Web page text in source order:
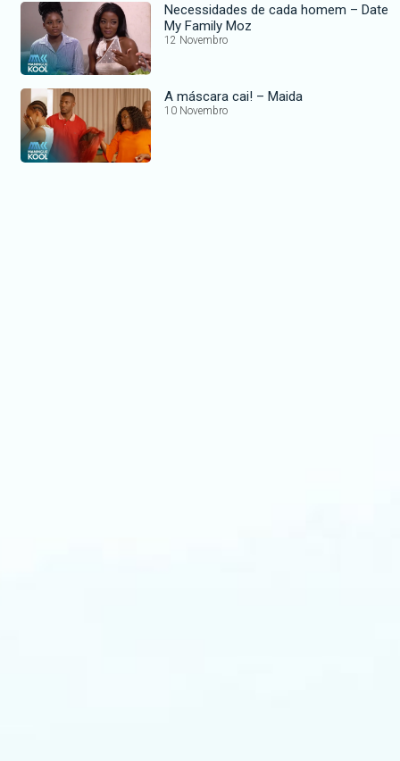
Necessidades de cada homem – Date
My Family Moz
12 Novembro
A máscara cai! – Maida
10 Novembro